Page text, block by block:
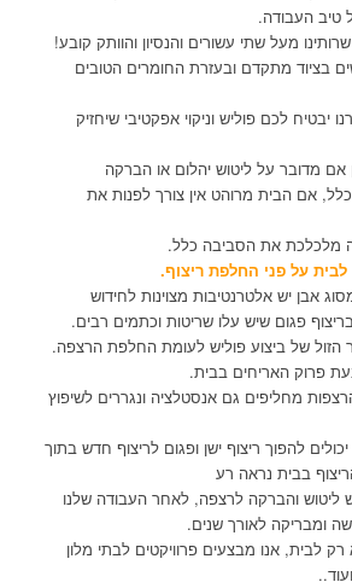
טיב העבודה.
מעל שתי עשורים והנסיון והוותק קובע!
בציוד מתקדם ובעזרת החומרים הטובים
יבטיח לכם פוליש וניקוי אפקטיבי שיחזיק
אם מדובר על ליטוש יהלום או הברקה
אם הבית מרוהט אין צורך לפנות את
מלכלכת את הסביבה כלל.
לבית על פני החלפת ריצוף.
אבן יש אלטרנטיבות מצוינות לחידוש
פגום שיש עלו שריטות וכתמים רבים.
הזול של ביצוע פוליש לעומת החלפת הרצפה.
פרוק האריחים בבית.
מחליפים גם אנסטלציה ונגררים לשיפוץ
להפוך ריצוף ישן ופגום לריצוף חדש בתוך
בבית נראה רע
ליטוש והברקה לרצפה, לאחר העבודה שלנו
ומבריקה לאורך שנים.
לבית, אנו מבצעים פרוויקטים לבתי מלון